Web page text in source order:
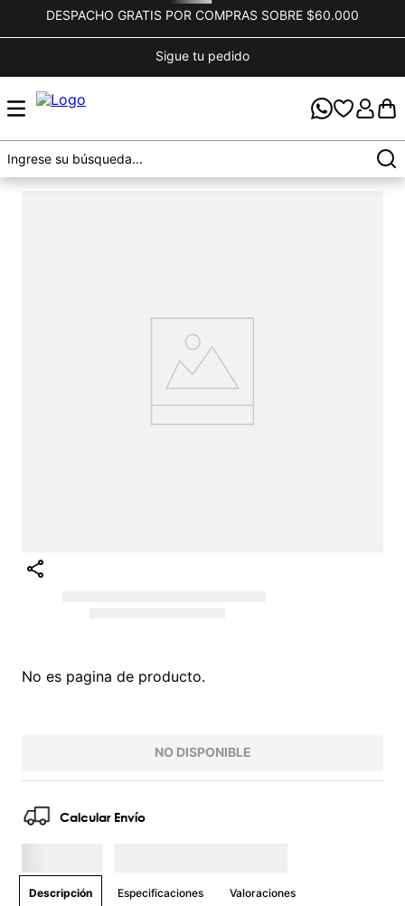
DESPACHO GRATIS POR COMPRAS SOBRE $60.000
Sigue tu pedido
No es pagina de producto.
NO DISPONIBLE
Calcular Envío
Descripción Especificaciones Valoraciones